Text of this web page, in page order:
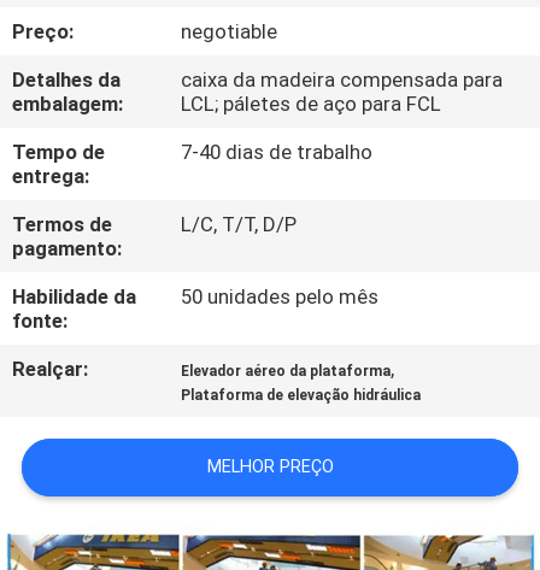
CONTROLE
DA
QUALIDADE
CONTACTE-
NOS
PEÇA
CITAÇÕES
MAPA
DO
SITE
Preço:
negotiable
Detalhes da
embalagem:
caixa da madeira compensada para
LCL; páletes de aço para FCL
Tempo de
entrega:
7-40 dias de trabalho
Termos de
pagamento:
L/C, T/T, D/P
Habilidade da
fonte:
50 unidades pelo mês
Realçar: Elevador aéreo da plataforma,
Plataforma de elevação hidráulica
MELHOR PREÇO